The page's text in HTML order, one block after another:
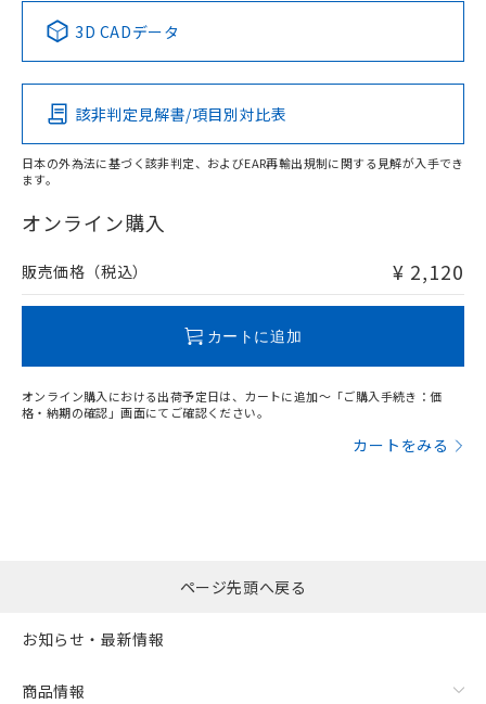
Pb Hg Cd Cr(VI)
O
在庫等で未対応品が混在する可能性があります。
問い合わせください。
3D CADデータ
該非判定見解書/項目別対比表
日本の外為法に基づく該非判定、およびEAR再輸出規制に関する見解が入手でき
ます。
オンライン購入
販売価格（税込） ¥ 2,120
カートに追加
オンライン購入における出荷予定日は、カートに追加～「ご購入手続き：価
格・納期の確認」画面にてご確認ください。
カートをみる
ページ先頭へ戻る
お知らせ・最新情報
商品情報